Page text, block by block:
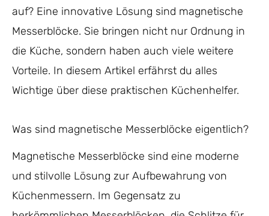
auf? Eine innovative Lösung sind magnetische
Messerblöcke. Sie bringen nicht nur Ordnung in
die Küche, sondern haben auch viele weitere
Vorteile. In diesem Artikel erfährst du alles
Wichtige über diese praktischen Küchenhelfer.
Was sind magnetische Messerblöcke eigentlich?
Magnetische Messerblöcke sind eine moderne
und stilvolle Lösung zur Aufbewahrung von
Küchenmessern. Im Gegensatz zu